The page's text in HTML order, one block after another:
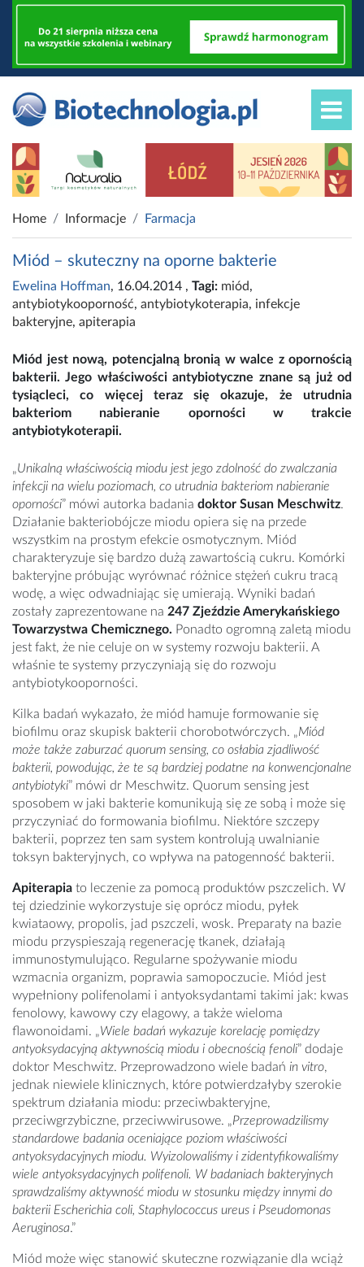
Home Informacje Farmacja
Miód – skuteczny na oporne bakterie
Ewelina Hoffman, 16.04.2014 , Tagi: miód,
antybiotykooporność, antybiotykoterapia, infekcje
bakteryjne, apiterapia
Miód jest nową, potencjalną bronią w walce z opornością
bakterii. Jego właściwości antybiotyczne znane są już od
tysiącleci, co więcej teraz się okazuje, że utrudnia
bakteriom nabieranie oporności w trakcie
antybiotykoterapii.
„Unikalną właściwością miodu jest jego zdolność do zwalczania
infekcji na wielu poziomach, co utrudnia bakteriom nabieranie
oporności” mówi autorka badania doktor Susan Meschwitz.
Działanie bakteriobójcze miodu opiera się na przede
wszystkim na prostym efekcie osmotycznym. Miód
charakteryzuje się bardzo dużą zawartością cukru. Komórki
bakteryjne próbując wyrównać różnice stężeń cukru tracą
wodę, a więc odwadniając się umierają. Wyniki badań
zostały zaprezentowane na 247 Zjeździe Amerykańskiego
Towarzystwa Chemicznego. Ponadto ogromną zaletą miodu
jest fakt, że nie celuje on w systemy rozwoju bakterii. A
właśnie te systemy przyczyniają się do rozwoju
antybiotykooporności.
Kilka badań wykazało, że miód hamuje formowanie się
biofilmu oraz skupisk bakterii chorobotwórczych. „Miód
może także zaburzać quorum sensing, co osłabia zjadliwość
bakterii, powodując, że te są bardziej podatne na konwencjonalne
antybiotyki” mówi dr Meschwitz. Quorum sensing jest
sposobem w jaki bakterie komunikują się ze sobą i może się
przyczyniać do formowania biofilmu. Niektóre szczepy
bakterii, poprzez ten sam system kontrolują uwalnianie
toksyn bakteryjnych, co wpływa na patogenność bakterii.
Apiterapia to leczenie za pomocą produktów pszczelich. W
tej dziedzinie wykorzystuje się oprócz miodu, pyłek
kwiataowy, propolis, jad pszczeli, wosk. Preparaty na bazie
miodu przyspieszają regenerację tkanek, działają
immunostymulująco. Regularne spożywanie miodu
wzmacnia organizm, poprawia samopoczucie. Miód jest
wypełniony polifenolami i antyoksydantami takimi jak: kwas
fenolowy, kawowy czy elagowy, a także wieloma
flawonoidami. „Wiele badań wykazuje korelację pomiędzy
antyoksydacyjną aktywnością miodu i obecnością fenoli” dodaje
doktor Meschwitz. Przeprowadzono wiele badań in vitro,
jednak niewiele klinicznych, które potwierdzałyby szerokie
spektrum działania miodu: przeciwbakteryjne,
przeciwgrzybiczne, przeciwwirusowe. „Przeprowadzilismy
standardowe badania oceniające poziom właściwości
antyoksydacyjnych miodu. Wyizolowaliśmy i zidentyfikowaliśmy
wiele antyoksydacyjnych polifenoli. W badaniach bakteryjnych
sprawdzaliśmy aktywność miodu w stosunku między innymi do
bakterii Escherichia coli, Staphylococcus ureus i Pseudomonas
Aeruginosa.”
Miód może więc stanowić skuteczne rozwiązanie dla wciąż